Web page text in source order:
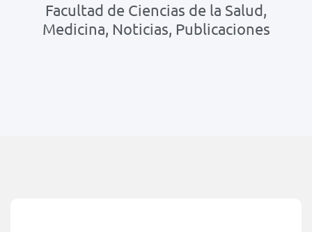
Facultad de Ciencias de la Salud,
Medicina, Noticias, Publicaciones